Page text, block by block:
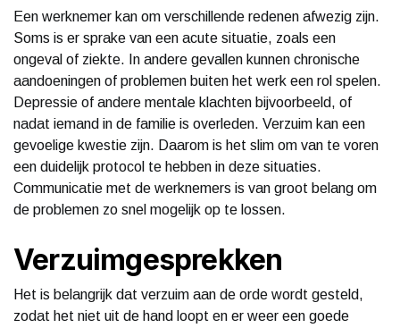
Een werknemer kan om verschillende redenen afwezig zijn.
Soms is er sprake van een acute situatie, zoals een
ongeval of ziekte. In andere gevallen kunnen chronische
aandoeningen of problemen buiten het werk een rol spelen.
Depressie of andere mentale klachten bijvoorbeeld, of
nadat iemand in de familie is overleden. Verzuim kan een
gevoelige kwestie zijn. Daarom is het slim om van te voren
een duidelijk protocol te hebben in deze situaties.
Communicatie met de werknemers is van groot belang om
de problemen zo snel mogelijk op te lossen.
Verzuimgesprekken
Het is belangrijk dat verzuim aan de orde wordt gesteld,
zodat het niet uit de hand loopt en er weer een goede